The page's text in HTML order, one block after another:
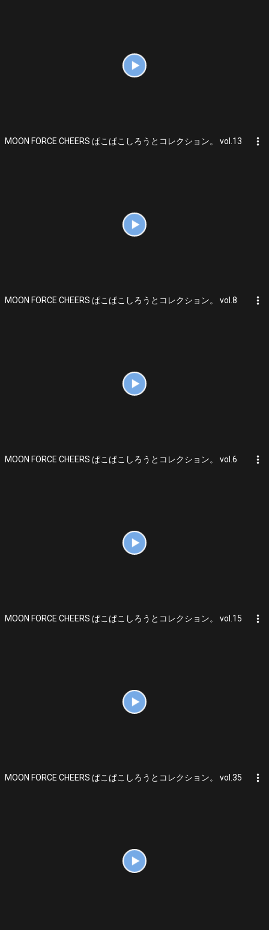
MOON FORCE CHEERS ぱこぱこしろうとコレクション。 vol.13 more_vert
MOON FORCE CHEERS ぱこぱこしろうとコレクション。 vol.8 more_vert
MOON FORCE CHEERS ぱこぱこしろうとコレクション。 vol.6 more_vert
MOON FORCE CHEERS ぱこぱこしろうとコレクション。 vol.15 more_vert
MOON FORCE CHEERS ぱこぱこしろうとコレクション。 vol.35 more_vert